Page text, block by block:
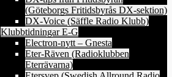
(Göteborgs Fritidsbyrås DX-sektion)
DX-Voice (Säffle Radio Klubb)
Klubbtidningar E-G
Electron-nytt – Gnesta
Eter-Räven (Radioklubben
Eterrävarna)